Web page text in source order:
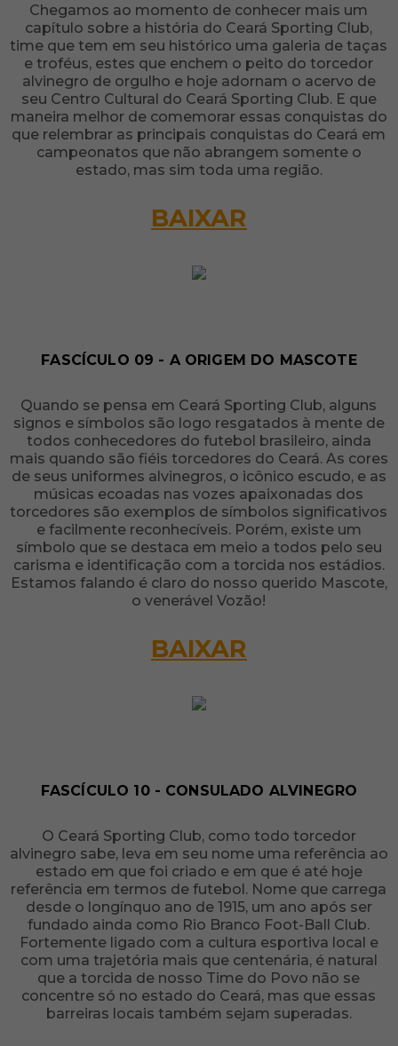
Chegamos ao momento de conhecer mais um
capítulo sobre a história do Ceará Sporting Club,
time que tem em seu histórico uma galeria de taças
e troféus, estes que enchem o peito do torcedor
alvinegro de orgulho e hoje adornam o acervo de
seu Centro Cultural do Ceará Sporting Club. E que
maneira melhor de comemorar essas conquistas do
que relembrar as principais conquistas do Ceará em
campeonatos que não abrangem somente o
estado, mas sim toda uma região.
BAIXAR
FASCÍCULO 09 - A ORIGEM DO MASCOTE
Quando se pensa em Ceará Sporting Club, alguns
signos e símbolos são logo resgatados à mente de
todos conhecedores do futebol brasileiro, ainda
mais quando são fiéis torcedores do Ceará. As cores
de seus uniformes alvinegros, o icônico escudo, e as
músicas ecoadas nas vozes apaixonadas dos
torcedores são exemplos de símbolos significativos
e facilmente reconhecíveis. Porém, existe um
símbolo que se destaca em meio a todos pelo seu
carisma e identificação com a torcida nos estádios.
Estamos falando é claro do nosso querido Mascote,
o venerável Vozão!
BAIXAR
FASCÍCULO 10 - CONSULADO ALVINEGRO
O Ceará Sporting Club, como todo torcedor
alvinegro sabe, leva em seu nome uma referência ao
estado em que foi criado e em que é até hoje
referência em termos de futebol. Nome que carrega
desde o longínquo ano de 1915, um ano após ser
fundado ainda como Rio Branco Foot-Ball Club.
Fortemente ligado com a cultura esportiva local e
com uma trajetória mais que centenária, é natural
que a torcida de nosso Time do Povo não se
concentre só no estado do Ceará, mas que essas
barreiras locais também sejam superadas.